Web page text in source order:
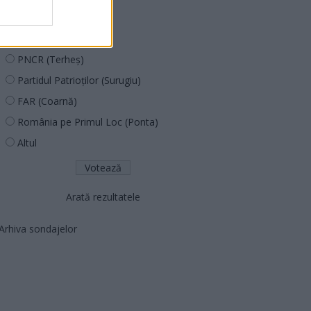
PNCR (Terheș)
Partidul Patrioților (Surugiu)
FAR (Coarnă)
România pe Primul Loc (Ponta)
Altul
Arată rezultatele
sondajelor